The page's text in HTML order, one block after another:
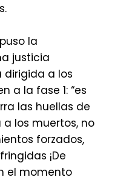
la
justicia
dirigida a los
a la fase 1: “es
las huellas de
los muertos, no
forzados,
¡De
el momento